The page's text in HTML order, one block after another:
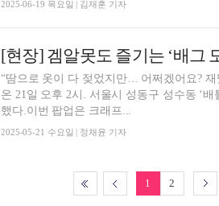
2025-06-19 목요일 | 김재훈 기자
[현장] 겜알못도 즐기는 ‘배그
“땀으로 옷이 다 젖었지만… 어쩌겠어요?
온 21일 오후 2시. 서울시 성동구 성수동 ‘
했다.이번 팝업은 크래프...
2025-05-21 수요일 | 정채윤 기자
1 2